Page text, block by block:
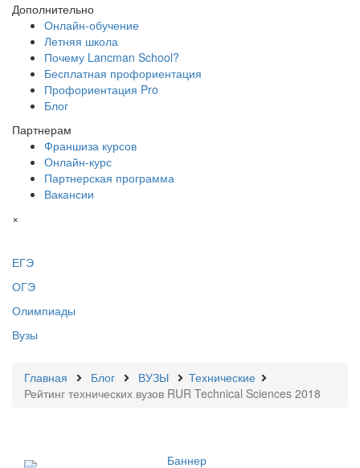
Дополнительно
Онлайн-обучение
Летняя школа
Почему Lancman School?
Бесплатная профориентация
Профориентация Pro
Блог
Партнерам
Франшиза курсов
Онлайн-курс
Партнерская программа
Вакансии
×
ЕГЭ
ОГЭ
Олимпиады
Вузы
Главная Блог ВУЗЫ
Технические
Рейтинг технических вузов RUR Technical Sciences 2018